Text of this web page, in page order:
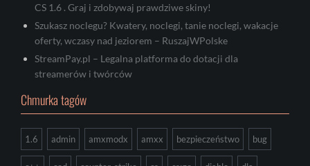
CS 1.6 . Graj i zdobywaj prawdziwe skiny!
Szukasz noclegu? Kwatery, noclegi, tanie noclegi, wakacje
oferty, wczasy nad jeziorem – RuszajWPolske
StreamPay.pl – Legalna platforma do dotacji dla
streamerów i twórców
Chmurka tagów
1.6 admin amxmodx amxx bezpieczeństwo bug